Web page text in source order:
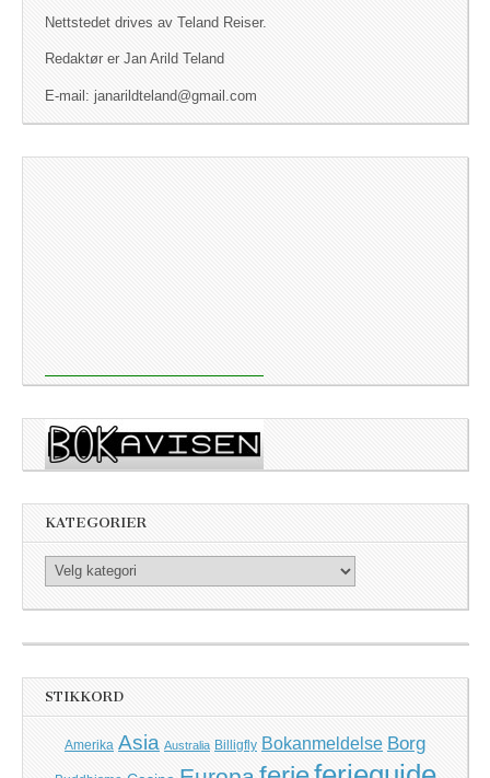
Nettstedet drives av Teland Reiser.
Redaktør er Jan Arild Teland
E-mail: janarildteland@gmail.com
KATEGORIER
Kategorier
STIKKORD
Amerika Asia Australia Billigfly Bokanmeldelse Borg